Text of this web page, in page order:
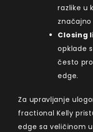
razlike u
Closing
opklade
često
edge.
Za upravljanje
fractional Kelly
edge sa veličinom